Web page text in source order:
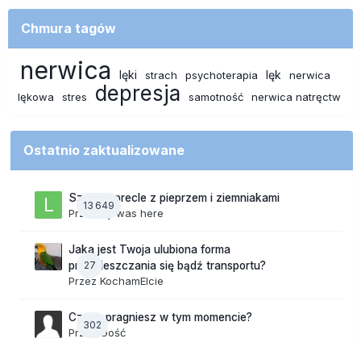
Chmura tagów
nerwica lęki strach psychoterapia lęk
nerwica
lękowa
stres depresja samotność nerwica natręctw
Ostatnio zaktualizowane
13 649
Szalone precle z pieprzem i ziemniakami
Przez lily was here
27
Jaka jest Twoja ulubiona forma
przemieszczania się bądź transportu?
Przez KochamElcie
302
Czego pragniesz w tym momencie?
Przez Gość